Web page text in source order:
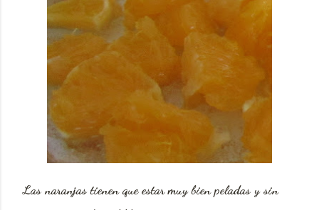
Las naranjas tienen que estar muy bien peladas y sin